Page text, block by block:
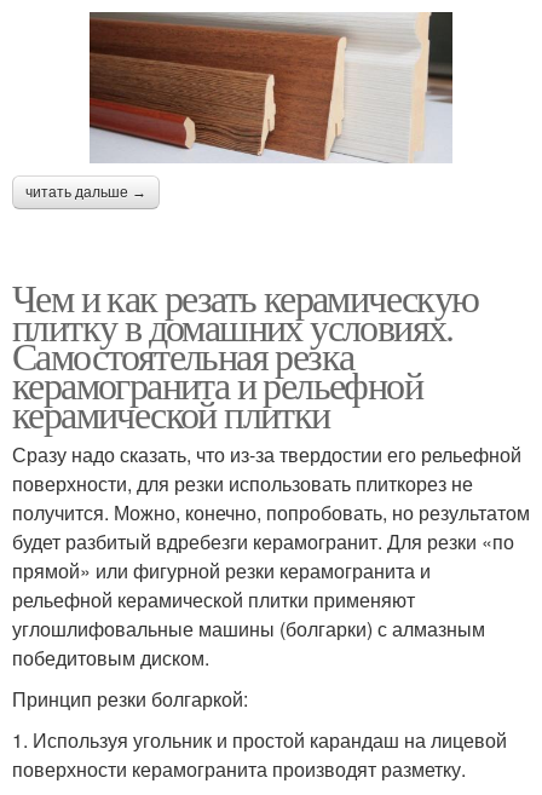
читать дальше →
Чем и как резать керамическую
плитку в домашних условиях.
Самостоятельная резка
керамогранита и рельефной
керамической плитки
Сразу надо сказать, что из-за твердостии его рельефной
поверхности, для резки использовать плиткорез не
получится. Можно, конечно, попробовать, но результатом
будет разбитый вдребезги керамогранит. Для резки «по
прямой» или фигурной резки керамогранита и
рельефной керамической плитки применяют
углошлифовальные машины (болгарки) с алмазным
победитовым диском.
Принцип резки болгаркой:
1. Используя угольник и простой карандаш на лицевой
поверхности керамогранита производят разметку.